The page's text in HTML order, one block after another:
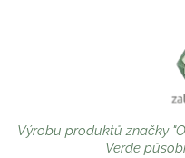
Výrobu produktů značky
Verde